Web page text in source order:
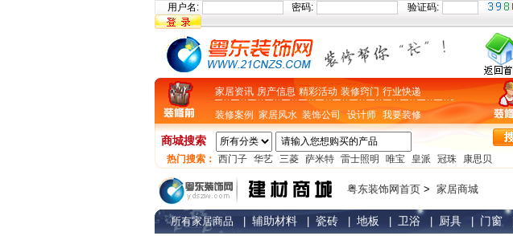
用户名: 密码: 验证码:
家居资讯 房产信息 精彩活动 装修窍门 行业快递
装修案例 家居风水 装饰公司 设计师 我要装修
商城搜索
热门搜索： 西门子 华艺 三菱 萨米特 雷士照明 唯宝 皇派 冠珠 康思贝
粤东装饰网首页 > 家居商城
所有家居商品 辅助材料 瓷砖 地板 卫浴 厨具 门窗